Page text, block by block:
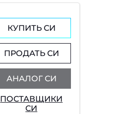
КУПИТЬ СИ
ПРОДАТЬ СИ
АНАЛОГ СИ
ПОСТАВЩИКИ
СИ